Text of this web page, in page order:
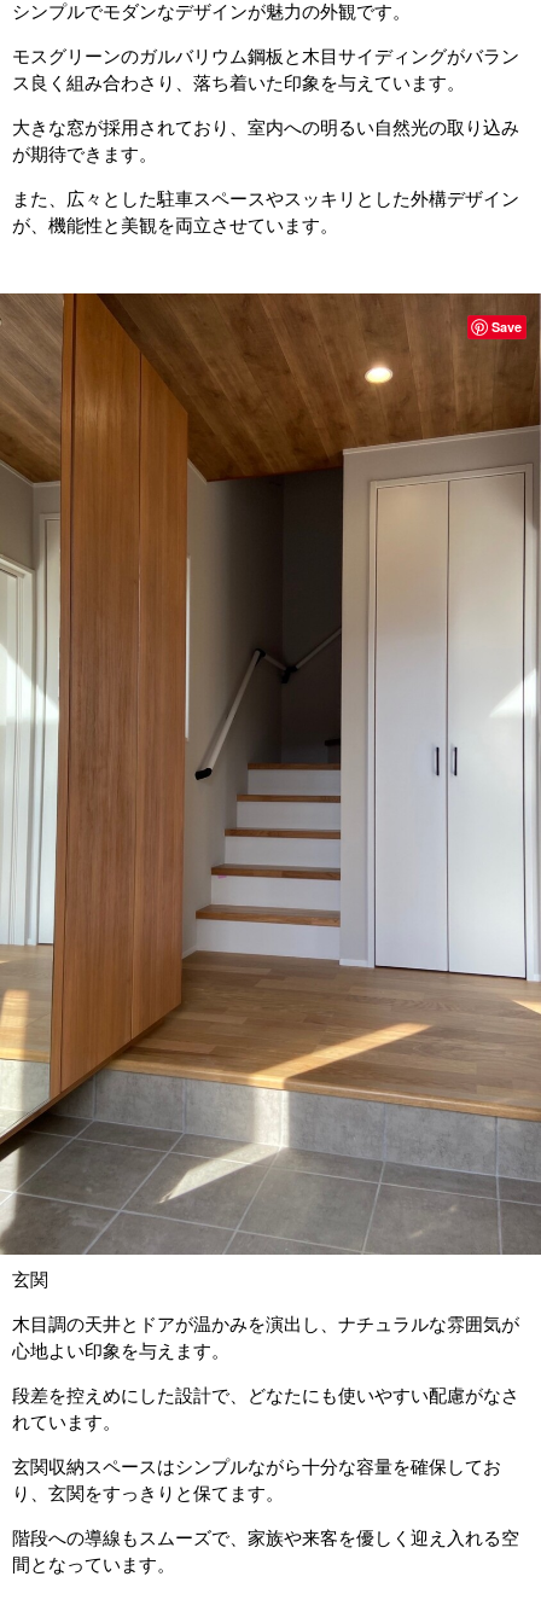
シンプルでモダンなデザインが魅力の外観です。
モスグリーンのガルバリウム鋼板と木目サイディングがバラン
ス良く組み合わさり、落ち着いた印象を与えています。
大きな窓が採用されており、室内への明るい自然光の取り込み
が期待できます。
また、広々とした駐車スペースやスッキリとした外構デザイン
が、機能性と美観を両立させています。
玄関
木目調の天井とドアが温かみを演出し、ナチュラルな雰囲気が
心地よい印象を与えます。
段差を控えめにした設計で、どなたにも使いやすい配慮がなさ
れています。
玄関収納スペースはシンプルながら十分な容量を確保してお
り、玄関をすっきりと保てます。
階段への導線もスムーズで、家族や来客を優しく迎え入れる空
間となっています。
Save